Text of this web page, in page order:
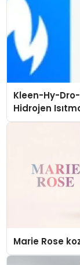
Kleen-Hy-Dro-
Hidrojen
Düzenleyici
Marie Rose